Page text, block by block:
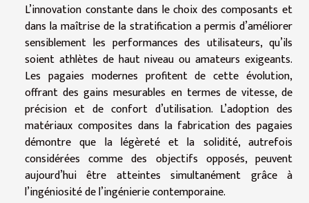
L’innovation constante dans le choix des composants et
dans la maîtrise de la stratification a permis d’améliorer
sensiblement les performances des utilisateurs, qu’ils
soient athlètes de haut niveau ou amateurs exigeants.
Les pagaies modernes profitent de cette évolution,
offrant des gains mesurables en termes de vitesse, de
précision et de confort d’utilisation. L’adoption des
matériaux composites dans la fabrication des pagaies
démontre que la légèreté et la solidité, autrefois
considérées comme des objectifs opposés, peuvent
aujourd’hui être atteintes simultanément grâce à
l’ingéniosité de l’ingénierie contemporaine.